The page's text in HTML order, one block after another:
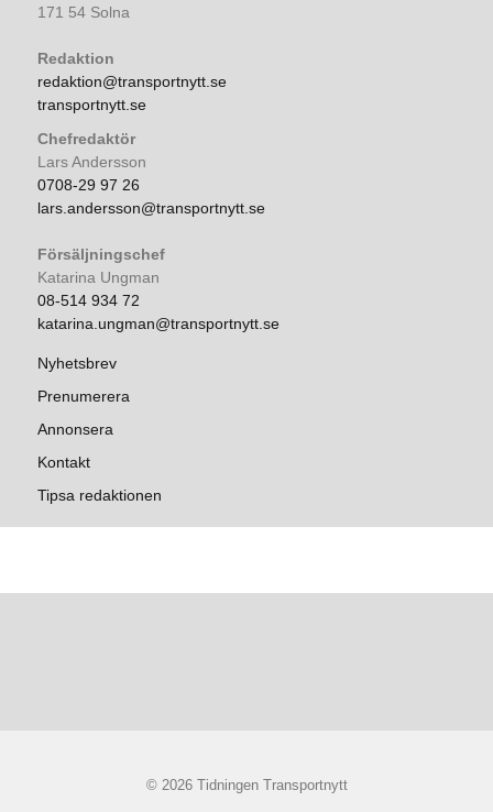
171 54 Solna
Redaktion
redaktion@transportnytt.se
transportnytt.se
Chefredaktör
Lars Andersson
0708-29 97 26
lars.andersson@transportnytt.se
Försäljningschef
Katarina Ungman
08-514 934 72
katarina.ungman@transportnytt.se
Nyhetsbrev
Prenumerera
Annonsera
Kontakt
Tipsa redaktionen
© 2026 Tidningen Transportnytt